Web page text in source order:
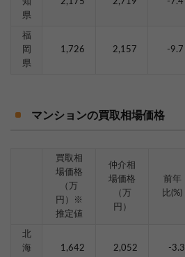
知
県
2,175 2,719 -7.4
福
岡
県
1,726 2,157 -9.7
マンションの買取相場価格
買取相
場価格
（万
円）※
推定値
仲介相
場価格
（万
円）
前年
比(%)
北
海
1,642 2,052 -3.3